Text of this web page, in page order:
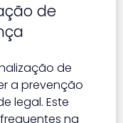
de
de
a prevenção
legal. Este
na